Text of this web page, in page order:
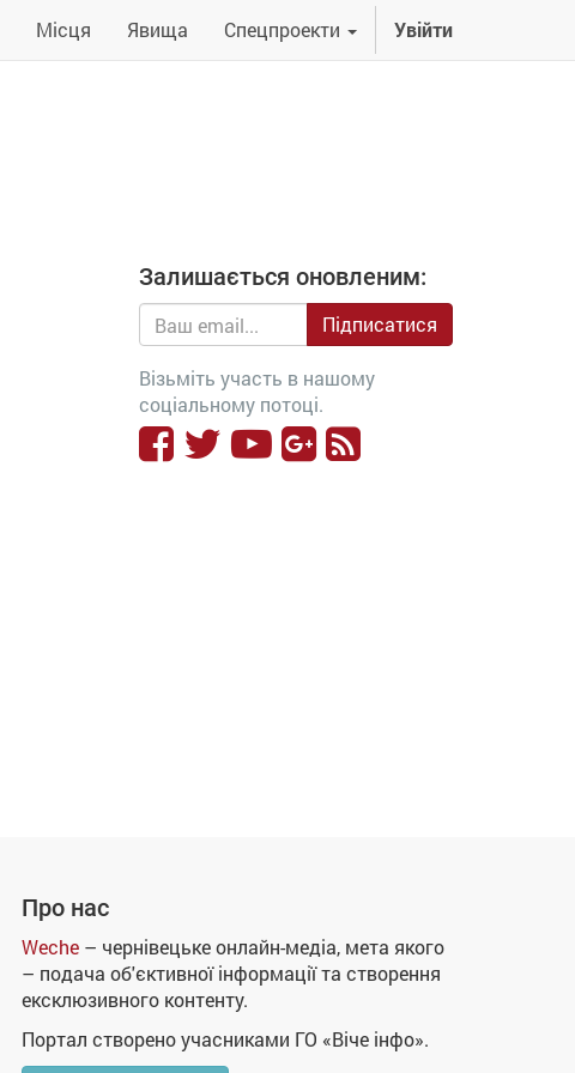
Місця Явища Спецпроекти Увійти
Залишається оновленим:
Підписатися
Візьміть участь в нашому
соціальному потоці.
Про нас
Weche – чернівецьке онлайн-медіа, мета якого
– подача об'єктивної інформації та створення
ексклюзивного контенту.
Портал створено учасниками ГО «Віче інфо».